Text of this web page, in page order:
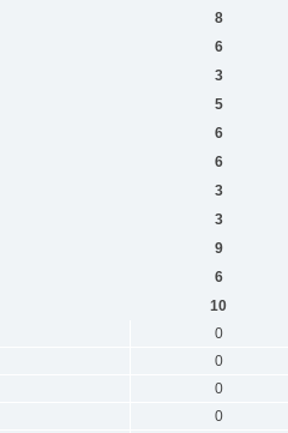
8
6
3
5
6
6
3
3
9
6
10
0
0
0
0